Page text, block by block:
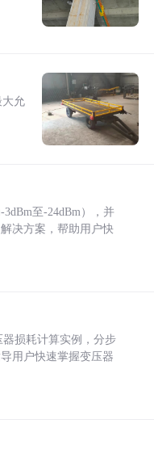
大允
至-24dBm），并
决方案，帮助用户快
器损耗计算实例，分步
用户快速掌握变压器